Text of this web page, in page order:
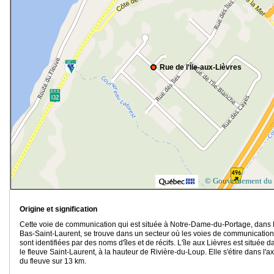
Rue de l'Île-aux-Lièvres
© Gouvernement du
Origine et signification
Cette voie de communication qui est située à Notre-Dame-du-Portage, dans
Bas-Saint-Laurent, se trouve dans un secteur où les voies de communication
sont identifiées par des noms d'îles et de récifs. L'île aux Lièvres est située
le fleuve Saint-Laurent, à la hauteur de Rivière-du-Loup. Elle s'étire dans
du fleuve sur 13 km.